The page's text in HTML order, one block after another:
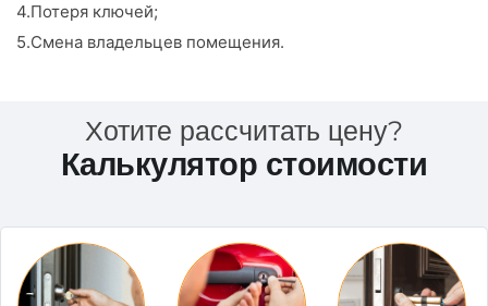
4.Потеря ключей;
5.Смена владельцев помещения.
Хотите рассчитать цену?
Калькулятор стоимости